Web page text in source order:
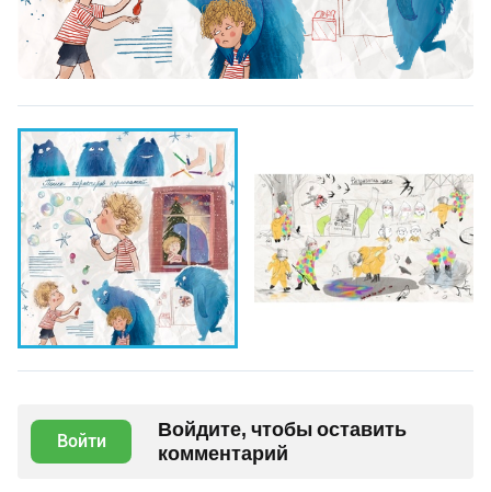
Войти
Войдите, чтобы оставить
комментарий